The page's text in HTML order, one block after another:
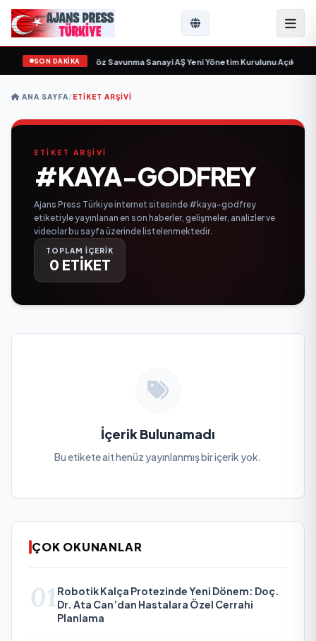
SON DAKİKA
gün sayıyor• Açıkgöz Savunma Sanayi AŞ Yeni Yönetim Kurulunu
ANA SAYFA/ETIKET ARŞIVI
ETİKET ARŞİVİ
#KAYA-GODFREY
Ajans Press Türkiye internet sitesinde #kaya-godfrey
etiketiyle yayınlanan en son haberler, gelişmeler, analizler ve
videolar bu sayfa üzerinde listelenmektedir.
TOPLAM İÇERİK
0 ETİKET
İçerik Bulunamadı
Bu etikete ait henüz yayınlanmış bir içerik yok.
ÇOK OKUNANLAR
01 Robotik Kalça Protezinde Yeni Dönem: Doç.
Dr. Ata Can’dan Hastalara Özel Cerrahi
Planlama